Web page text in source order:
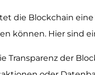
die Blockchain
können. Hier sind
Transparenz der